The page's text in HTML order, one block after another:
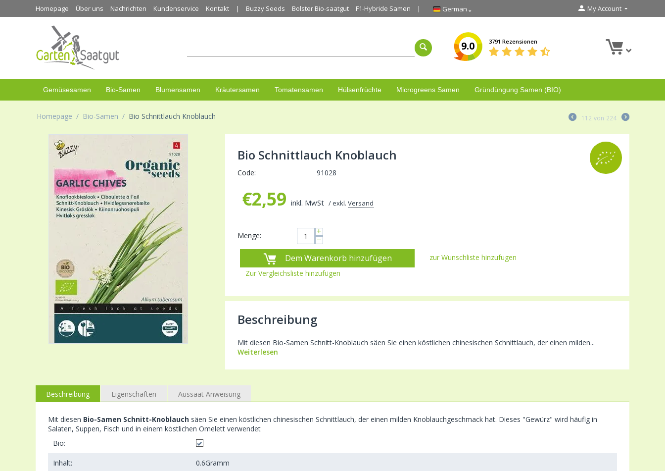
Homepage Über uns Nachrichten Kundenservice Kontakt Buzzy Seeds Bolster Bio-saatgut F1-Hybride Samen German My Account
9.0 3791 Rezensionen
Gemüsesamen Bio-Samen Blumensamen Kräutersamen Tomatensamen Hülsenfrüchte Microgreens Samen Gründüngung Samen (BIO)
Homepage / Bio-Samen / Bio Schnittlauch Knoblauch 112 von 224
Bio Schnittlauch Knoblauch
Code: 91028
€2,59 inkl. MwSt / exkl. Versand
Menge: +
−
Dem Warenkorb hinzufügen
zur Wunschliste hinzufugen
Zur Vergleichsliste hinzufügen
Beschreibung
Mit diesen Bio-Samen Schnitt-Knoblauch säen Sie einen köstlichen chinesischen Schnittlauch, der einen milden...
Weiterlesen
Beschreibung Eigenschaften Aussaat Anweisung
Mit diesen Bio-Samen Schnitt-Knoblauch säen Sie einen köstlichen chinesischen Schnittlauch, der einen milden Knoblauchgeschmack hat. Dieses "Gewürz" wird häufig in
Salaten, Suppen, Fisch und in einem köstlichen Omelett verwendet
Bio:
Inhalt: 0.6Gramm